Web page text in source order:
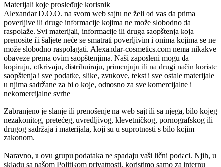
Materijali koje prosleđuje korisnik
Alexandar D.O.O. na svom web sajtu ne želi od vas da prima
poverljive ili druge informacije kojima ne može slobodno da
raspolaže. Svi materijali, informacije ili druga saopštenja koja
prenosite ili šaljete neće se smatrati poverljivim i onima kojima se ne
može slobodno raspolagati. Alexandar-cosmetics.com nema nikakve
obaveze prema ovim saopštenjima. Naši zaposleni mogu da
kopiraju, otkrivaju, distribuiraju, primenjuju ili na drugi način koriste
saopštenja i sve podatke, slike, zvukove, tekst i sve ostale materijale
u njima sadržane za bilo koje, odnosno za sve komercijalne i
nekomercijalne svrhe
Zabranjeno je slanje ili prenošenje na web sajt ili sa njega, bilo kojeg
nezakonitog, pretećeg, uvredljivog, klevetničkog, pornografskog ili
drugog sadržaja i materijala, koji su u suprotnosti s bilo kojim
zakonom.
Naravno, u ovu grupu podataka ne spadaju vaši lični podaci. Njih, u
skladu sa našom Politikom privatnosti, koristimo samo za internu